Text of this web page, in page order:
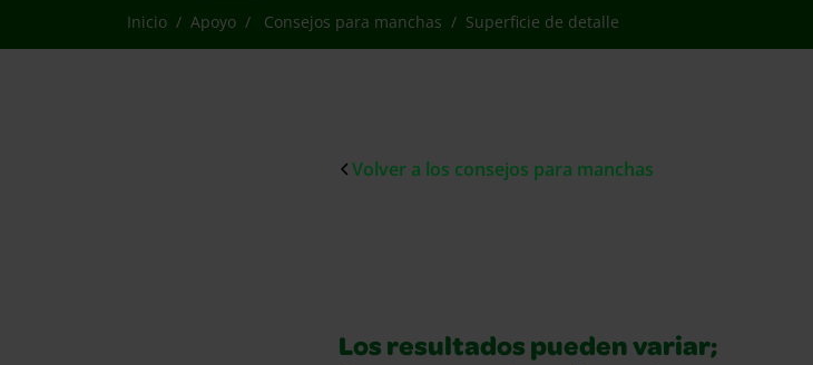
Inicio Apoyo Consejos para manchas Superficie de detalle
Volver a los consejos para manchas
Los resultados pueden variar;